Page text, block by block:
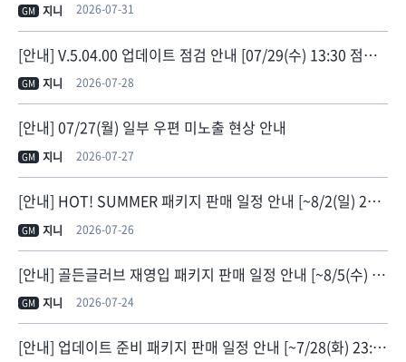
GM 지니 2026-07-31
[안내] V.5.04.00 업데이트 점검 안내 [07/29(수) 13:30 점검 종료]
GM 지니 2026-07-28
[안내] 07/27(월) 일부 우편 미노출 현상 안내
GM 지니 2026-07-27
[안내] HOT! SUMMER 패키지 판매 일정 안내 [~8/2(일) 23:59]
GM 지니 2026-07-26
[안내] 골든글러브 재영입 패키지 판매 일정 안내 [~8/5(수) 23:59]
GM 지니 2026-07-24
[안내] 업데이트 준비 패키지 판매 일정 안내 [~7/28(화) 23:59]